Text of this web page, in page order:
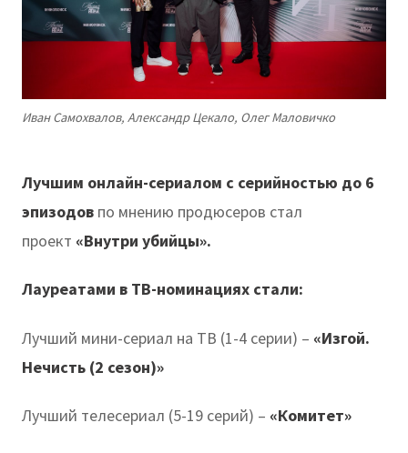
Иван Самохвалов, Александр Цекало, Олег Маловичко
Лучшим онлайн-сериалом с серийностью до 6
эпизодов по мнению продюсеров стал
проект «Внутри убийцы».
Лауреатами в ТВ-номинациях стали:
Лучший мини-сериал на ТВ (1-4 серии) – «Изгой.
Нечисть (2 сезон)»
Лучший телесериал (5-19 серий) – «Комитет»